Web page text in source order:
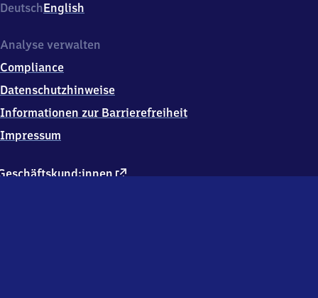
DeutschEnglish
externer
Analyse verwalten
Compliance
Datenschutzhinweise
Informationen zur Barrierefreiheit
Impressum